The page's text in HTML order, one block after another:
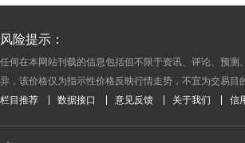
风险提示：
任何在本网站刊载的信息包括但不限于资讯、评论、预
异，该价格仅为指示性价格反映行情走势，不宜为交易
栏目推荐 数据接口 意见反馈 关于我们 信